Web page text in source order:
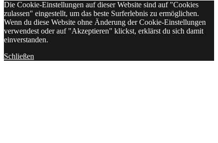
Die Cookie-Einstellungen auf dieser Website sind auf "Cookies
zulassen" eingestellt, um das beste Surferlebnis zu ermöglichen.
Wenn du diese Website ohne Änderung der Cookie-Einstellungen
verwendest oder auf "Akzeptieren" klickst, erklärst du sich damit
einverstanden.
Schließen